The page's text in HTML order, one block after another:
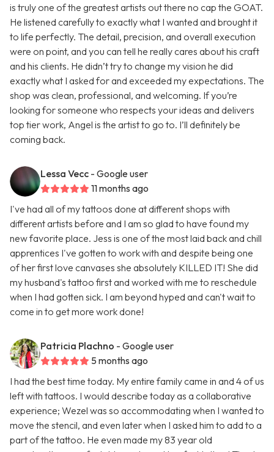
is truly one of the greatest artists out there no cap the GOAT.
He listened carefully to exactly what I wanted and brought it
to life perfectly. The detail, precision, and overall execution
were on point, and you can tell he really cares about his craft
and his clients. He didn’t try to change my vision he did
exactly what I asked for and exceeded my expectations. The
shop was clean, professional, and welcoming. If you’re
looking for someone who respects your ideas and delivers
top tier work, Angel is the artist to go to. I’ll definitely be
coming back.
Lessa Vecc - Google user
11 months ago
I've had all of my tattoos done at different shops with
different artists before and I am so glad to have found my
new favorite place. Jess is one of the most laid back and chill
apprentices I've gotten to work with and despite being one
of her first love canvases she absolutely KILLED IT! She did
my husband's tattoo first and worked with me to reschedule
when I had gotten sick. I am beyond hyped and can't wait to
come in to get more work done!
Patricia Plachno - Google user
5 months ago
I had the best time today. My entire family came in and 4 of us
left with tattoos. I would describe today as a collaborative
experience; Wezel was so accommodating when I wanted to
move the stencil, and even later when I asked him to add to a
part of the tattoo. He even made my 83 year old